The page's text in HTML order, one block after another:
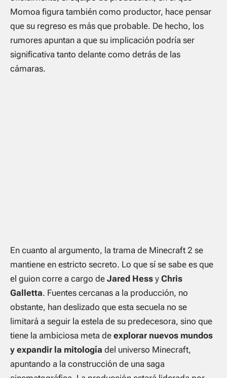
Momoa figura también como productor, hace pensar
que su regreso es más que probable. De hecho, los
rumores apuntan a que su implicación podría ser
significativa tanto delante como detrás de las
cámaras.
En cuanto al argumento, la trama de Minecraft 2 se
mantiene en estricto secreto. Lo que sí se sabe es que
el guion corre a cargo de Jared Hess y Chris
Galletta. Fuentes cercanas a la producción, no
obstante, han deslizado que esta secuela no se
limitará a seguir la estela de su predecesora, sino que
tiene la ambiciosa meta de explorar nuevos mundos
y expandir la mitología del universo Minecraft,
apuntando a la construcción de una saga